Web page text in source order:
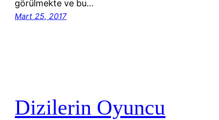
görülmekte ve bu…
Mart 25, 2017
Dizilerin Oyuncu